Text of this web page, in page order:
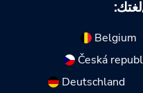
Belgium
Česká
Deutschland